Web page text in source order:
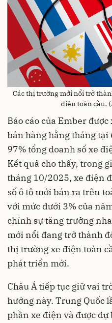
Các thị trường mới nổi trở
điện toàn cầu.
Báo cáo của Ember
bán hàng hằng tháng tại
97% tổng doanh số xe
Kết quả cho thấy, trong
tháng 10/2025, xe điện
số ô tô mới bán ra trên
với mức dưới 3% của
chính sự tăng trưởng
mới nổi đang trở thành
thị trường xe điện toàn
phát triển mới.
Châu Á tiếp tục giữ vai
hướng này. Trung Quốc
phần xe điện và được